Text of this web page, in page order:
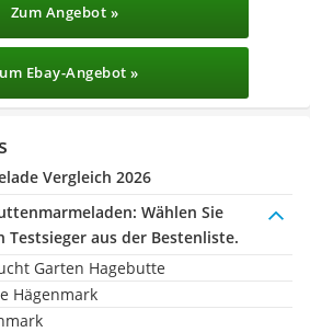
Zum Angebot »
Ebay-Angebot »
Vergleich 2026
Wählen Sie
Testsieger aus der Bestenliste.
Garten Hagebutte
Hägenmark